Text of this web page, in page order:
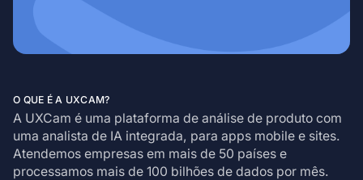
O QUE É A UXCAM?
A UXCam é uma plataforma de análise de produto com
uma analista de IA integrada, para apps mobile e sites.
Atendemos empresas em mais de 50 países e
processamos mais de 100 bilhões de dados por mês.